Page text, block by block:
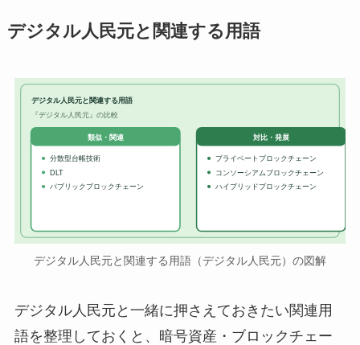
デジタル人民元と関連する用語
デジタル人民元と関連する用語
『デジタル人民元』の比較
類似・関連
分散型台帳技術
DLT
パブリックブロックチェーン
対比・発展
プライベートブロックチェーン
コンソーシアムブロックチェーン
ハイブリッドブロックチェーン
デジタル人民元と関連する用語（デジタル人民元）の図解
デジタル人民元と一緒に押さえておきたい関連用
語を整理しておくと、暗号資産・ブロックチェー